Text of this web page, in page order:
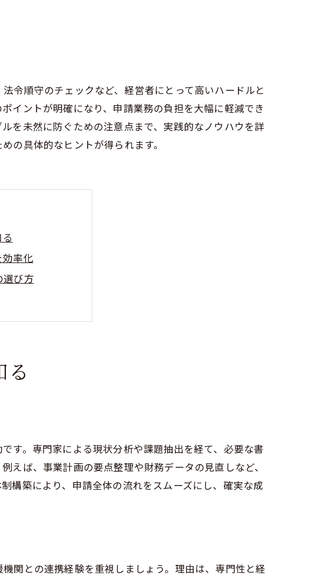
令順守のチェックなど、経営者にとって高いハードルと
イントが明確になり、申請業務の負担を大幅に軽減でき
を未然に防ぐための注意点まで、実践的なノウハウを詳
の具体的なヒントが得られます。
率化
選び方
る理由
上させる方法
目指す
ル管理法
ポイント
を防ぐ
動向
法性を確認
対策
す。専門家による現状分析や課題抽出を経て、必要な書
えば、事業計画の要点整理や財務データの見直しなど、
構築により、申請全体の流れをスムーズにし、確実な成
関との連携経験を重視しましょう。理由は、専門性と経